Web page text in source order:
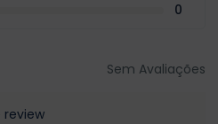
0
Sem Avaliações
review